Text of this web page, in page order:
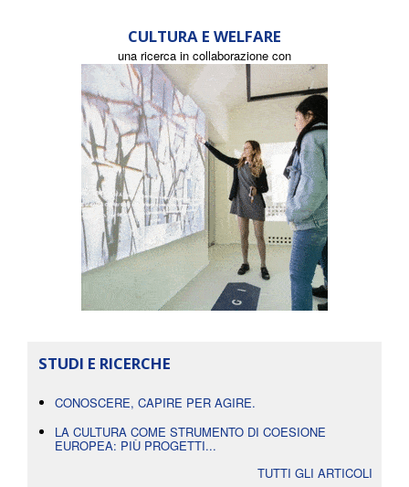
CULTURA E WELFARE
una ricerca in collaborazione con
STUDI E RICERCHE
CONOSCERE, CAPIRE PER AGIRE.
LA CULTURA COME STRUMENTO DI COESIONE
EUROPEA: PIÙ PROGETTI...
TUTTI GLI ARTICOLI